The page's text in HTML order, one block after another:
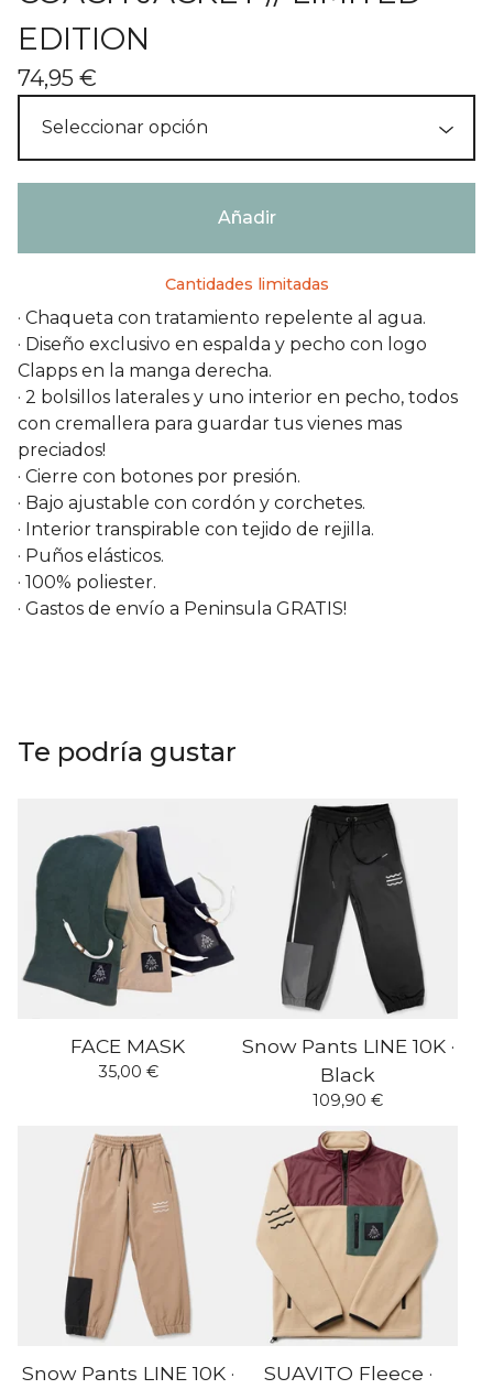
EDITION
74,95 €
Añadir
Cantidades limitadas
· Chaqueta con tratamiento repelente al agua.
· Diseño exclusivo en espalda y pecho con logo
Clapps en la manga derecha.
· 2 bolsillos laterales y uno interior en pecho, todos
con cremallera para guardar tus vienes mas
preciados!
· Cierre con botones por presión.
· Bajo ajustable con cordón y corchetes.
· Interior transpirable con tejido de rejilla.
· Puños elásticos.
· 100% poliester.
· Gastos de envío a Peninsula GRATIS!
Te podría gustar
FACE MASK
35,00 €
Snow Pants LINE 10K ·
Black
109,90 €
Snow Pants LINE 10K ·
SUAVITO Fleece ·